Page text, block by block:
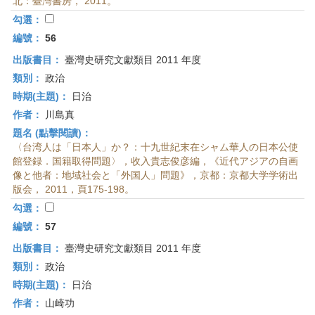
勾選：
編號： 56
出版書目： 臺灣史研究文獻類目 2011 年度
類別： 政治
時期(主題)：
日治
作者：
川島真
題名 (點擊閱讀)：
〈台湾人は「日本人」か？：十九世紀末在シャム華人の日本公使
館登録．国籍取得問題〉，收入貴志俊彦編，《近代アジアの自画
像と他者：地域社会と「外国人」問題》，京都：京都大学学術出
版会， 2011，頁175-198。
勾選：
編號： 57
出版書目： 臺灣史研究文獻類目 2011 年度
類別： 政治
時期(主題)：
日治
作者：
山崎功